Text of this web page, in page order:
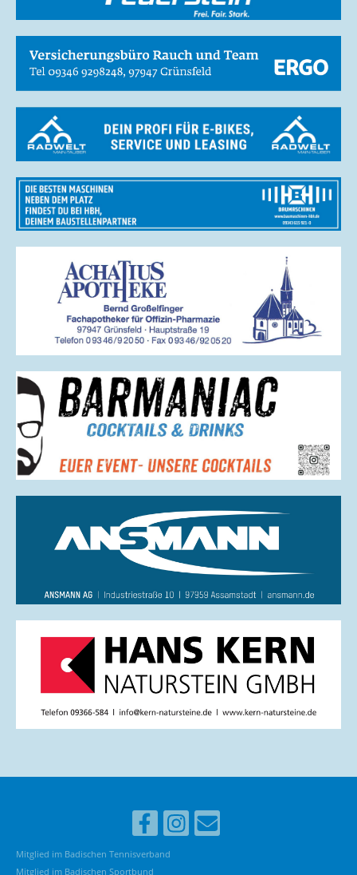
Mitglied im Badischen Tennisverband
Mitglied im Badischen Sportbund